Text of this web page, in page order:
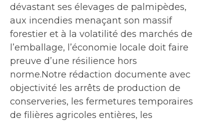
dévastant ses élevages de palmipèdes,
aux incendies menaçant son massif
forestier et à la volatilité des marchés de
l’emballage, l’économie locale doit faire
preuve d’une résilience hors
norme.Notre rédaction documente avec
objectivité les arrêts de production de
conserveries, les fermetures temporaires
de filières agricoles entières, les